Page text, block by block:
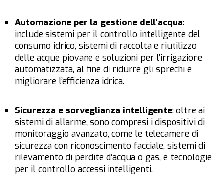
Automazione per la gestione dell’acqua:
include sistemi per il controllo intelligente del
consumo idrico, sistemi di raccolta e riutilizzo
delle acque piovane e soluzioni per l’irrigazione
automatizzata, al fine di ridurre gli sprechi e
migliorare l’efficienza idrica.
Sicurezza e sorveglianza intelligente: oltre ai
sistemi di allarme, sono compresi i dispositivi di
monitoraggio avanzato, come le telecamere di
sicurezza con riconoscimento facciale, sistemi di
rilevamento di perdite d’acqua o gas, e tecnologie
per il controllo accessi intelligenti.